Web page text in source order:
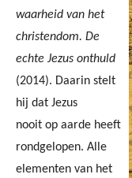
waarheid van het
christendom. De
echte Jezus onthuld
(2014). Daarin stelt
hij dat Jezus
nooit op aarde heeft
rondgelopen. Alle
elementen van het